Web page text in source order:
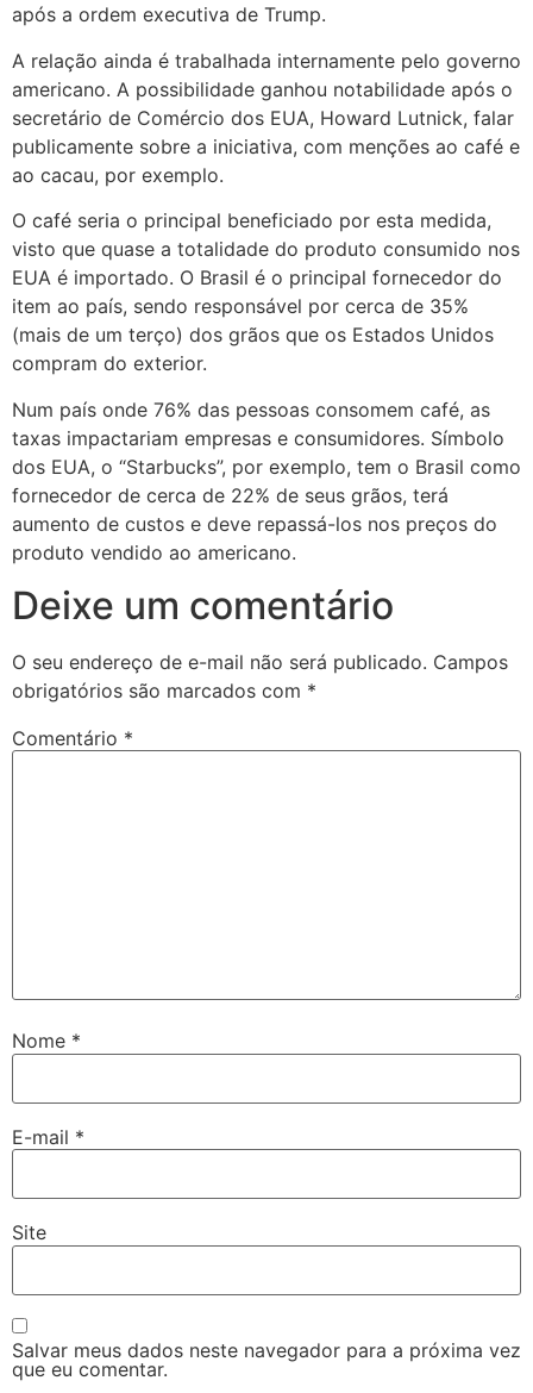
após a ordem executiva de Trump.
A relação ainda é trabalhada internamente pelo governo
americano. A possibilidade ganhou notabilidade após o
secretário de Comércio dos EUA, Howard Lutnick, falar
publicamente sobre a iniciativa, com menções ao café e
ao cacau, por exemplo.
O café seria o principal beneficiado por esta medida,
visto que quase a totalidade do produto consumido nos
EUA é importado. O Brasil é o principal fornecedor do
item ao país, sendo responsável por cerca de 35%
(mais de um terço) dos grãos que os Estados Unidos
compram do exterior.
Num país onde 76% das pessoas consomem café, as
taxas impactariam empresas e consumidores. Símbolo
dos EUA, o “Starbucks”, por exemplo, tem o Brasil como
fornecedor de cerca de 22% de seus grãos, terá
aumento de custos e deve repassá-los nos preços do
produto vendido ao americano.
Deixe um comentário
O seu endereço de e-mail não será publicado. Campos
obrigatórios são marcados com *
Comentário *
Nome *
E-mail *
Site
Salvar meus dados neste navegador para a próxima vez
que eu comentar.